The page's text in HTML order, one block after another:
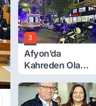
Ardından Bir
Şok Daha!
3
Afyon’da
Kahreden Olay:
6 Yaşındaki
Çocuk 6. Kattan
Düştü